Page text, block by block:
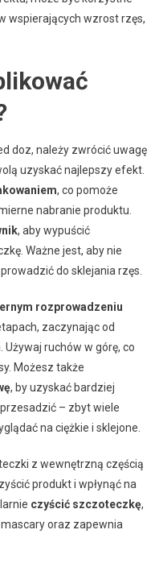
wspierających wzrost rzęs,
doz, należy zwrócić uwagę
uzyskać najlepszy efekt.
, co pomoże
nabranie produktu.
, aby wypuścić
Ważne jest, aby nie
do sklejania rzęs.
rozprowadzeniu
zaczynając od
Używaj ruchów w górę, co
Możesz także
, by uzyskać bardziej
– zbyt wiele
na ciężkie i sklejone.
z wewnętrzną częścią
produkt i wpłynąć na
czyścić szczoteczkę,
oraz zapewnia